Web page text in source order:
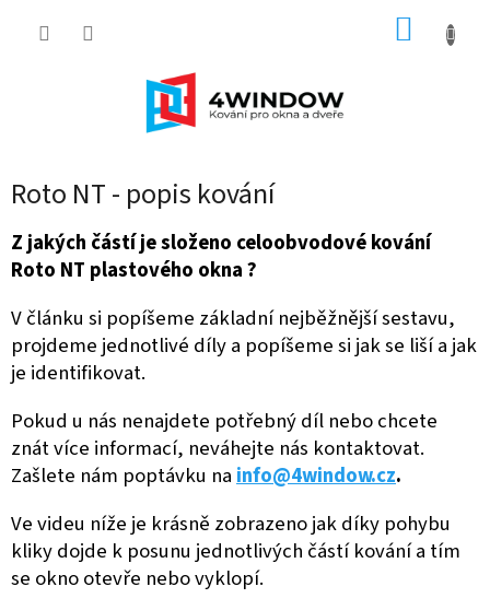
Roto NT - popis kování
Z jakých částí je složeno celoobvodové kování
Roto NT plastového okna ?
V článku si popíšeme základní nejběžnější sestavu,
projdeme jednotlivé díly a popíšeme si jak se liší a jak
je identifikovat.
Pokud u nás nenajdete potřebný díl nebo chcete
znát více informací, neváhejte nás kontaktovat.
Zašlete nám poptávku na info@4window.cz.
Ve videu níže je krásně zobrazeno jak díky pohybu
kliky dojde k posunu jednotlivých částí kování a tím
se okno otevře nebo vyklopí.